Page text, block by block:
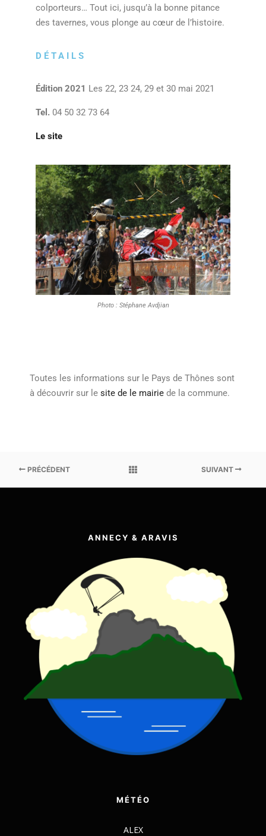
colporteurs… Tout ici, jusqu’à la bonne pitance
des tavernes, vous plonge au cœur de l’histoire.
DÉTAILS
Édition 2021 Les 22, 23 24, 29 et 30 mai 2021
Tel. 04 50 32 73 64
Le site
Photo : Stéphane Avdjian
Toutes les informations sur le Pays de Thônes sont
à découvrir sur le site de le mairie de la commune.
PRÉCÉDENT SUIVANT
ANNECY & ARAVIS
MÉTÉO
ALEX